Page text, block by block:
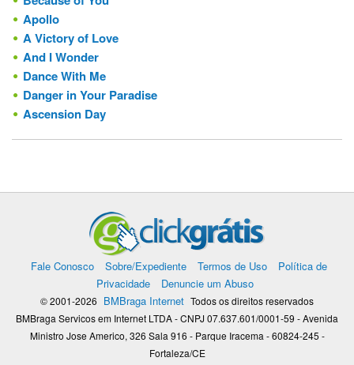
Apollo
A Victory of Love
And I Wonder
Dance With Me
Danger in Your Paradise
Ascension Day
Fale Conosco Sobre/Expediente Termos de Uso
Política de
Privacidade
Denuncie um Abuso
© 2001-2026 BMBraga Internet Todos os direitos reservados
BMBraga Servicos em Internet LTDA - CNPJ 07.637.601/0001-59 - Avenida
Ministro Jose Americo, 326 Sala 916 - Parque Iracema - 60824-245 -
Fortaleza/CE